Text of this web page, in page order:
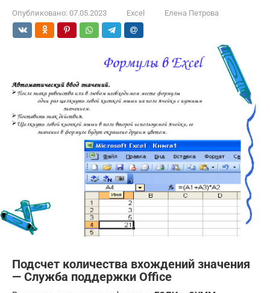
Опубликовано: 07.05.2023 Excel Елена Петрова
Подсчет количества вхождений значения
— Служба поддержки Office